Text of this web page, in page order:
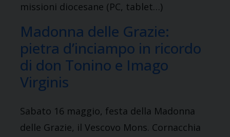
missioni diocesane (PC, tablet…)
Madonna delle Grazie:
pietra d’inciampo in ricordo
di don Tonino e Imago
Virginis
Sabato 16 maggio, festa della Madonna
delle Grazie, il Vescovo Mons. Cornacchia